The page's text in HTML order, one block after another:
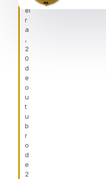
ei
r
a
,
2
0
d
e
o
u
t
u
b
r
o
d
e
2